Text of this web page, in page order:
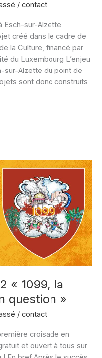
/ contact
Esch-sur-Alzette
créé dans le cadre de
la Culture, financé par
du Luxembourg L’enjeu
sur-Alzette du point de
sont donc construits
« 1099, la
question »
/ contact
croisade en
et ouvert à tous sur